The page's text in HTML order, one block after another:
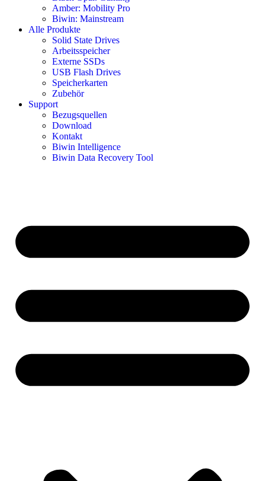
Amber: Mobility Pro
Biwin: Mainstream
Alle Produkte
Solid State Drives
Arbeitsspeicher
Externe SSDs
USB Flash Drives
Speicherkarten
Zubehör
Support
Bezugsquellen
Download
Kontakt
Biwin Intelligence
Biwin Data Recovery Tool